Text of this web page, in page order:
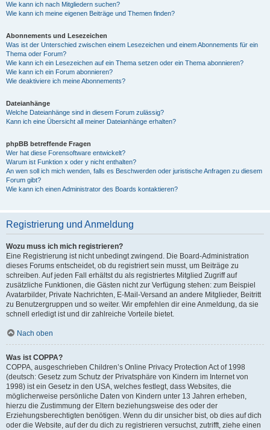
Wie kann ich nach Mitgliedern suchen?
Wie kann ich meine eigenen Beiträge und Themen finden?
Abonnements und Lesezeichen
Was ist der Unterschied zwischen einem Lesezeichen und einem Abonnements für ein
Thema oder Forum?
Wie kann ich ein Lesezeichen auf ein Thema setzen oder ein Thema abonnieren?
Wie kann ich ein Forum abonnieren?
Wie deaktiviere ich meine Abonnements?
Dateianhänge
Welche Dateianhänge sind in diesem Forum zulässig?
Kann ich eine Übersicht all meiner Dateianhänge erhalten?
phpBB betreffende Fragen
Wer hat diese Forensoftware entwickelt?
Warum ist Funktion x oder y nicht enthalten?
An wen soll ich mich wenden, falls es Beschwerden oder juristische Anfragen zu diesem
Forum gibt?
Wie kann ich einen Administrator des Boards kontaktieren?
Registrierung und Anmeldung
Wozu muss ich mich registrieren?
Eine Registrierung ist nicht unbedingt zwingend. Die Board-Administration
dieses Forums entscheidet, ob du registriert sein musst, um Beiträge zu
schreiben. Auf jeden Fall erhältst du als registriertes Mitglied Zugriff auf
zusätzliche Funktionen, die Gästen nicht zur Verfügung stehen: zum Beispiel
Avatarbilder, Private Nachrichten, E-Mail-Versand an andere Mitglieder, Beitritt
zu Benutzergruppen und so weiter. Wir empfehlen dir eine Anmeldung, da sie
schnell erledigt ist und dir zahlreiche Vorteile bietet.
Nach oben
Was ist COPPA?
COPPA, ausgeschrieben Children’s Online Privacy Protection Act of 1998
(deutsch: Gesetz zum Schutz der Privatsphäre von Kindern im Internet von
1998) ist ein Gesetz in den USA, welches festlegt, dass Websites, die
möglicherweise persönliche Daten von Kindern unter 13 Jahren erheben,
hierzu die Zustimmung der Eltern beziehungsweise des oder der
Erziehungsberechtigten benötigen. Wenn du dir unsicher bist, ob dies auf dich
oder die Website, auf der du dich zu registrieren versuchst, zutrifft, ziehe einen